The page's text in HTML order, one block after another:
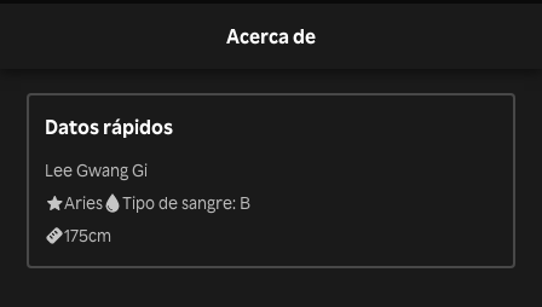
Acerca de
Datos rápidos
Lee Gwang Gi
Aries
Tipo de sangre: B
175cm